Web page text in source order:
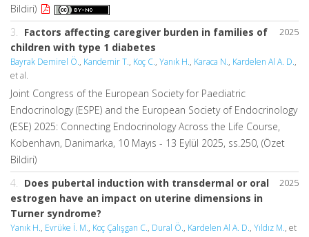
Bildiri)
2025
3.
Factors affecting caregiver burden in families of
children with type 1 diabetes
Bayrak Demirel Ö., Kandemir T., Koç C., Yanık H., Karaca N., Kardelen Al A. D.,
et al.
Joint Congress of the European Society for Paediatric
Endocrinology (ESPE) and the European Society of Endocrinology
(ESE) 2025: Connecting Endocrinology Across the Life Course,
Kobenhavn, Danimarka, 10 Mayıs - 13 Eylül 2025, ss.250, (Özet
Bildiri)
2025
4.
Does pubertal induction with transdermal or oral
estrogen have an impact on uterine dimensions in
Turner syndrome?
Yanık H., Evrüke İ. M., Koç Çalışgan C., Dural Ö., Kardelen Al A. D., Yıldız M., et